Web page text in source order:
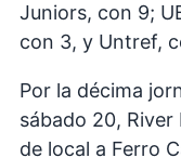
Juniors, con 9;
con 3, y Untref,
Por la décima
sábado 20,
de local a Ferro